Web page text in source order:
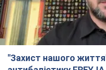
"Захист нашого